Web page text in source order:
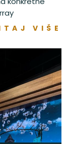
VIŠE